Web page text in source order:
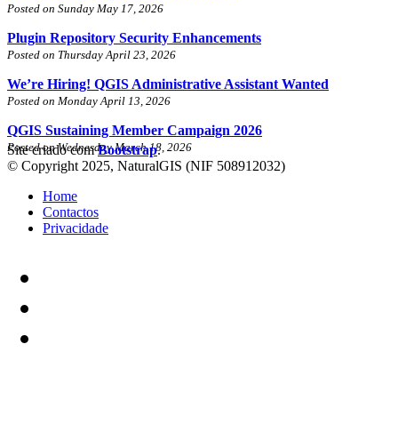
Posted on Sunday May 17, 2026
Plugin Repository Security Enhancements
Posted on Thursday April 23, 2026
We’re Hiring! QGIS Administrative Assistant Wanted
Posted on Monday April 13, 2026
QGIS Sustaining Member Campaign 2026
Posted on Wednesday March 18, 2026
Site criado comBootstrap.
© Copyright 2025, NaturalGIS (NIF 508912032)
Home
Contactos
Privacidade